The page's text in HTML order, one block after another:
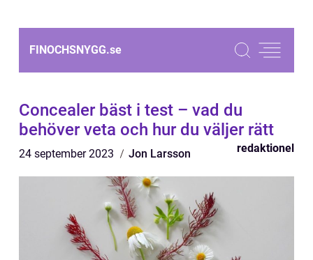
FINOCHSNYGG.se
Concealer bäst i test – vad du
behöver veta och hur du väljer rätt
24 september 2023 Jon Larsson redaktionel